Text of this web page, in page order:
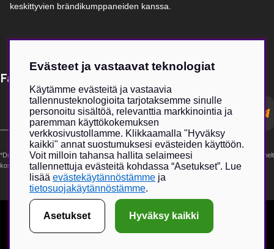
keskittyvien brändikumppaneiden kanssa.
Få Magasin Vildmarken direkt till din e-post!*
postadress
*Du kan även få erbjudanden och nyheter från samarbetspartners. Din prenumeration är helt
kostnadsfri och kan avslutas när som helst.
Evästeet ja vastaavat teknologiat
Käytämme evästeitä ja vastaavia
tallennusteknologioita tarjotaksemme sinulle
personoitu sisältöä, relevanttia markkinointia ja
paremman käyttökokemuksen
verkkosivustollamme. Klikkaamalla "Hyväksy
kaikki" annat suostumuksesi evästeiden käyttöön.
Voit milloin tahansa hallita selaimeesi
tallennettuja evästeitä kohdassa “Asetukset”. Lue
lisää evästekäytännöstämme ja
tietosuojakäytännöstämme.
Asetukset Hyväksy kaikki